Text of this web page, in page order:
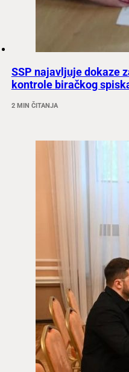
SSP najavljuje dokaze
kontrole biračkog
2 MIN ČITANJA